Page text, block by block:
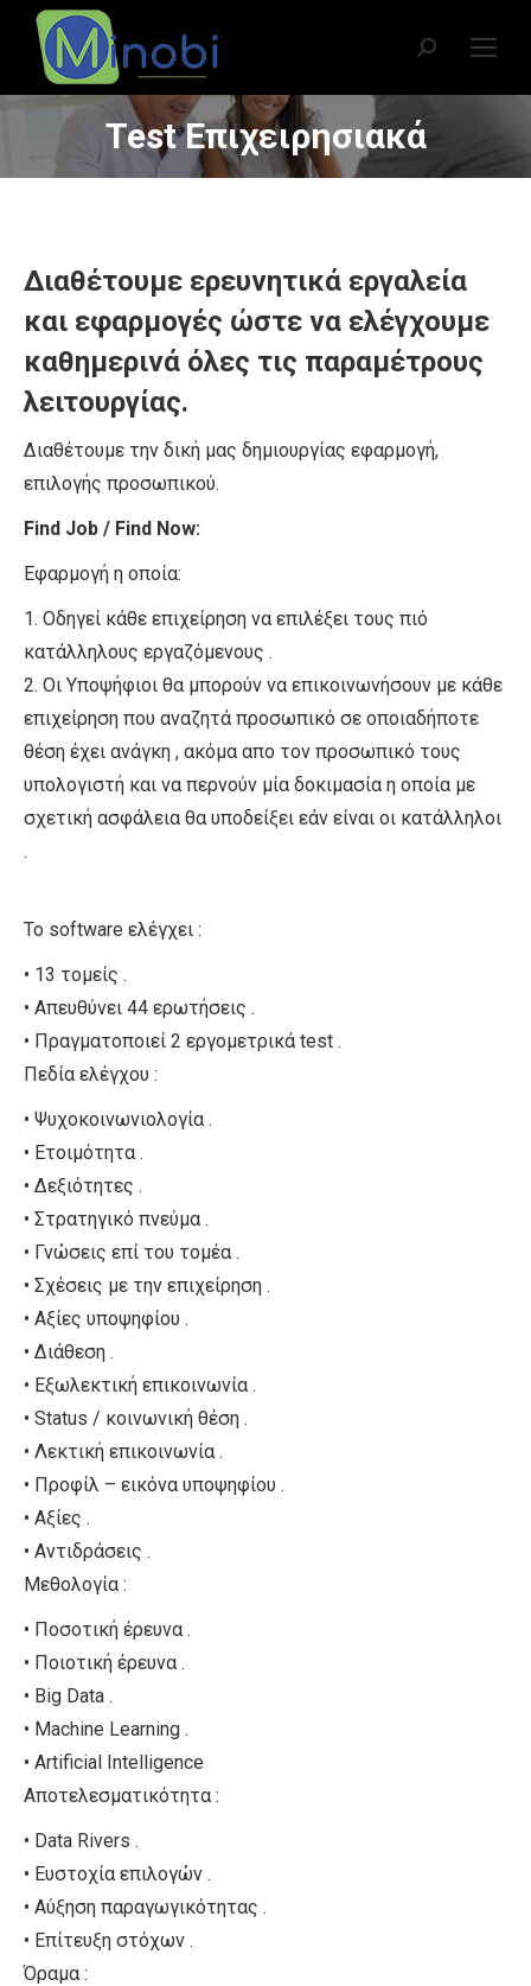
Search:
Test Επιχειρησιακά
You are here:
Διαθέτουμε ερευνητικά εργαλεία
και εφαρμογές ώστε να ελέγχουμε
καθημερινά όλες τις παραμέτρους
λειτουργίας.
Διαθέτουμε την δική μας δημιουργίας εφαρμογή,
επιλογής προσωπικού.
Find Job / Find Now:
Εφαρμογή η οποία:
1. Οδηγεί κάθε επιχείρηση να επιλέξει τους πιό
κατάλληλους εργαζόμενους .
2. Οι Υποψήφιοι θα μπορούν να επικοινωνήσουν με κάθε
επιχείρηση που αναζητά προσωπικό σε οποιαδήποτε
θέση έχει ανάγκη , ακόμα απο τον προσωπικό τους
υπολογιστή και να περνούν μία δοκιμασία η οποία με
σχετική ασφάλεια θα υποδείξει εάν είναι οι κατάλληλοι
.
Το software ελέγχει :
• 13 τομείς .
• Απευθύνει 44 ερωτήσεις .
• Πραγματοποιεί 2 εργομετρικά test .
Πεδία ελέγχου :
• Ψυχοκοινωνιολογία .
• Ετοιμότητα .
• Δεξιότητες .
• Στρατηγικό πνεύμα .
• Γνώσεις επί του τομέα .
• Σχέσεις με την επιχείρηση .
• Αξίες υποψηφίου .
• Διάθεση .
• Εξωλεκτική επικοινωνία .
• Status / κοινωνική θέση .
• Λεκτική επικοινωνία .
• Προφίλ – εικόνα υποψηφίου .
• Αξίες .
• Αντιδράσεις .
Μεθολογία :
• Ποσοτική έρευνα .
• Ποιοτική έρευνα .
• Big Data .
• Machine Learning .
• Artificial Intelligence
Αποτελεσματικότητα :
• Data Rivers .
• Ευστοχία επιλογών .
• Αύξηση παραγωγικότητας .
• Επίτευξη στόχων .
Όραμα :